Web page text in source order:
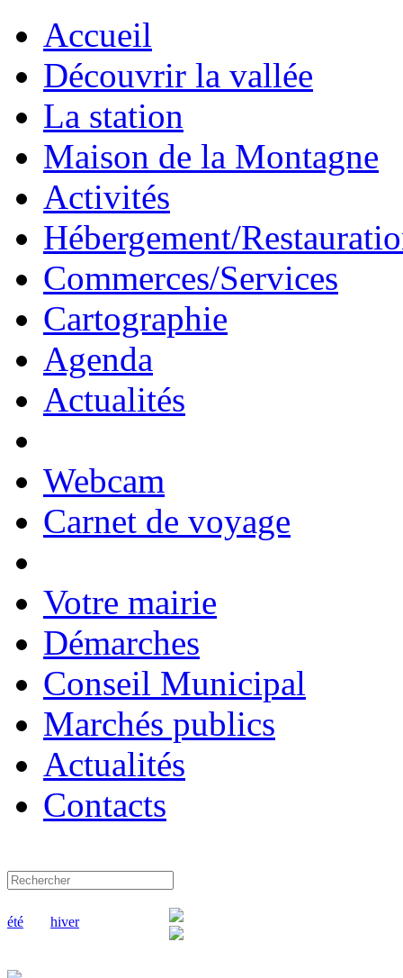
Accueil
Découvrir la vallée
La station
Maison de la Montagne
Activités
Hébergement/
Commerces/Services
Cartographie
Agenda
Actualités
Webcam
Carnet de voyage
Votre mairie
Démarches
Conseil Municipal
Marchés publics
Actualités
Contacts
été hiver